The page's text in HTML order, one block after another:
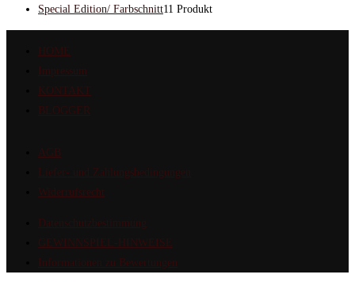
Special Edition/ Farbschnitt11 Produkt
HOME
Impressum
KONTAKT
BLOGGER
AGB
Liefer- und Zahlungsbedingungen
Widerrufsrecht
Datenschutzbestimmung
GEWINNSPIEL-HINWEISE
Informationen zu Bewertungen